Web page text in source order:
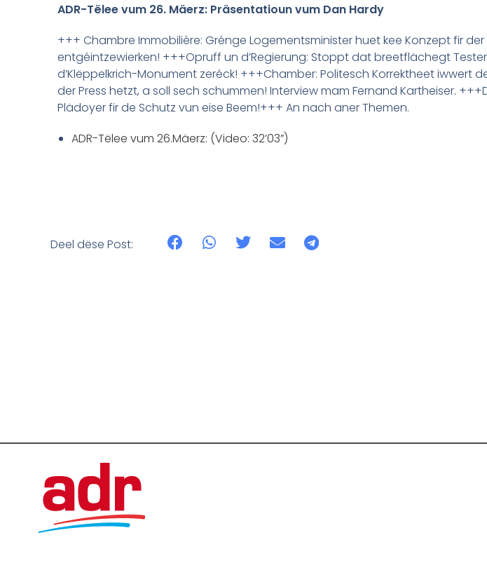
ADR-Tëlee vum 26. Mäerz: Präsentatioun vum Dan Hardy
+++ Chambre Immobilière: Grénge Logementsminister huet kee Konzept fir der
entgéintzewierken! +++Opruff un d’Regierung: Stoppt dat breetflächegt
d’Klëppelkrich-Monument zeréck! +++Chamber: Politesch Korrektheet iwwert
der Press hetzt, a soll sech schummen! Interview mam Fernand Kartheiser.
Plädoyer fir de Schutz vun eise Beem!+++ An nach aner Themen.
ADR-Tëlee vum 26.Mäerz: (Video: 32’03”)
Deel dëse Post: